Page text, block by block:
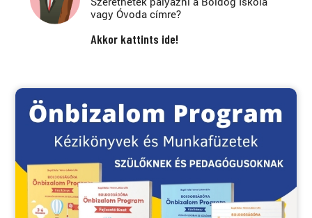
vagy Óvoda címre?
Akkor kattints ide!